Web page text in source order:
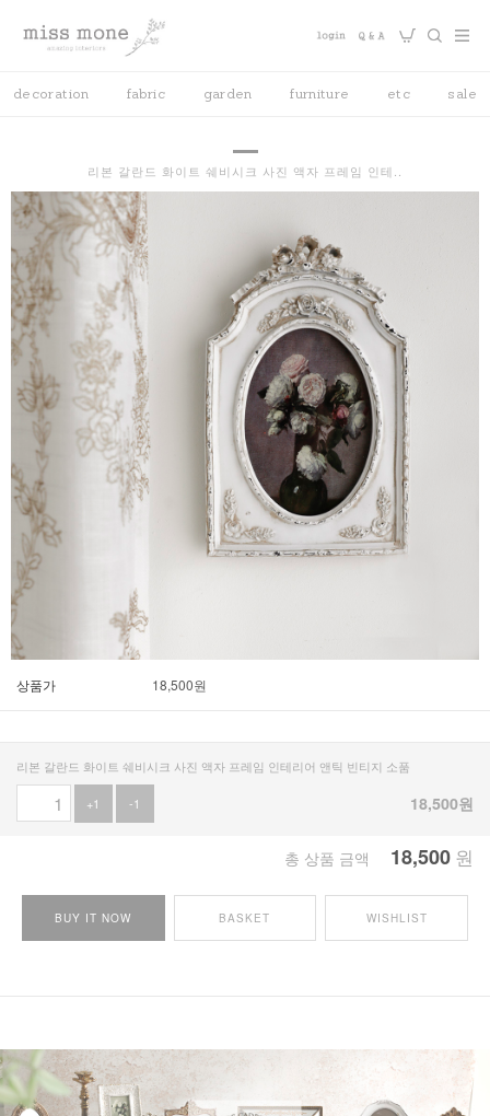
decoration fabric garden furniture etc sale
리본 갈란드 화이트 쉐비시크 사진 액자 프레임 인테..
상품가 18,500원
리본 갈란드 화이트 쉐비시크 사진 액자 프레임 인테리어 앤틱 빈티지 소품
+1 -1 18,500원
총 상품 금액 18,500 원
BUY IT NOW BASKET WISHLIST